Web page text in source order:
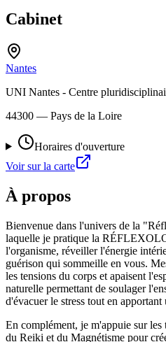
Cabinet
Nantes
UNI Nantes - Centre
44300 — Pays de la Loire
Horaires d'ouverture
Voir sur la carte
À propos
Bienvenue dans l'univers de la
laquelle je pratique la
l'organisme, réveiller l'énergie
guérison qui sommeille en vous.
les tensions du corps et apaisent
naturelle permettant de soulager
d'évacuer le stress tout en
En complément, je m'appuie sur
du Reiki et du Magnétisme pour